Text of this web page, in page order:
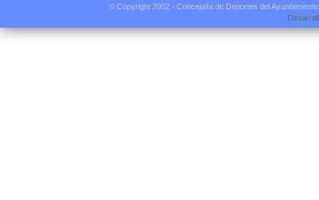
© Copyright 2002 - Concejalía de Deportes del